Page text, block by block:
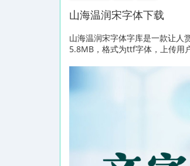
山海温润宋字体下载
山海温润宋字体字库是一款让人
5.8MB，格式为ttf字体，上传用